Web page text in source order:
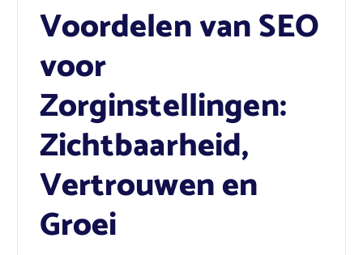
Voordelen van SEO
voor
Zorginstellingen:
Zichtbaarheid,
Vertrouwen en
Groei